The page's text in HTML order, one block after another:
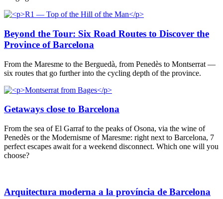
Beyond the Tour: Six Road Routes to Discover the
Province of Barcelona
From the Maresme to the Berguedà, from Penedès to Montserrat —
six routes that go further into the cycling depth of the province.
Getaways close to Barcelona
From the sea of El Garraf to the peaks of Osona, via the wine of
Penedès or the Modernisme of Maresme: right next to Barcelona, 7
perfect escapes await for a weekend disconnect. Which one will you
choose?
Arquitectura moderna a la província de Barcelona